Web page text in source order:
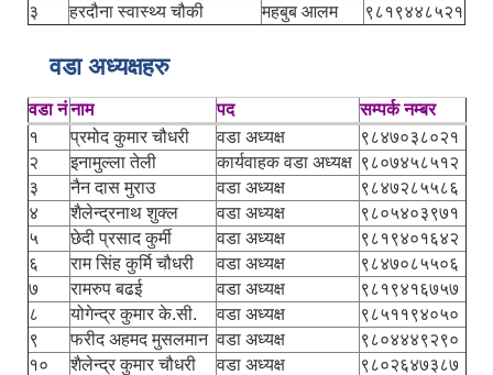
३
हरदौना स्वास्थ्य चौकी महबुब आलम ९८१९४४८५२१
वडा अध्यक्षहरु
वडा नंनाम पद
सम्पर्क नम्बर
१
प्रमोद कुमार चौधरी वडा अध्यक्ष
९८४७०३८०२१
२
इनामुल्ला तेली कार्यवाहक वडा अध्यक्ष ९८०७४५८५१२
३
नैन दास मुराउ वडा अध्यक्ष
९८४७२८५५८६
४
शैलेन्द्रनाथ शुक्ल वडा अध्यक्ष
९८०५४०३९७१
५
छेदी प्रसाद कुर्मी वडा अध्यक्ष
९८१९४०१६४२
६
राम सिंह कुर्मि चौधरी वडा अध्यक्ष
९८४७०८५५०६
७
रामरुप बढई वडा अध्यक्ष
९८१९४१६७५७
८
योगेन्द्र कुमार के.सी. वडा अध्यक्ष
९८५११९४०५०
९
फरीद अहमद मुसलमान वडा अध्यक्ष
९८०४४४९२९०
१०
शैलेन्द्र कुमार चौधरी वडा अध्यक्ष
९८०२६४७३८७